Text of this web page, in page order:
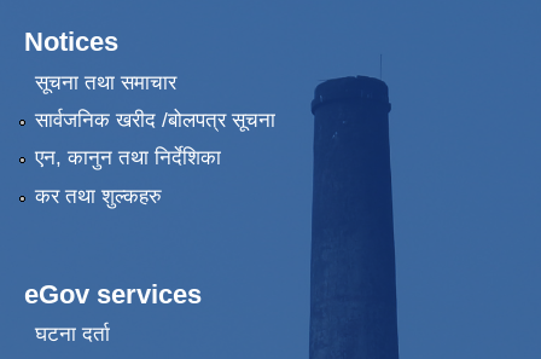
Notices
सूचना तथा समाचार
सार्वजनिक खरीद /बोलपत्र सूचना
एन, कानुन तथा निर्देशिका
कर तथा शुल्कहरु
eGov services
घटना दर्ता